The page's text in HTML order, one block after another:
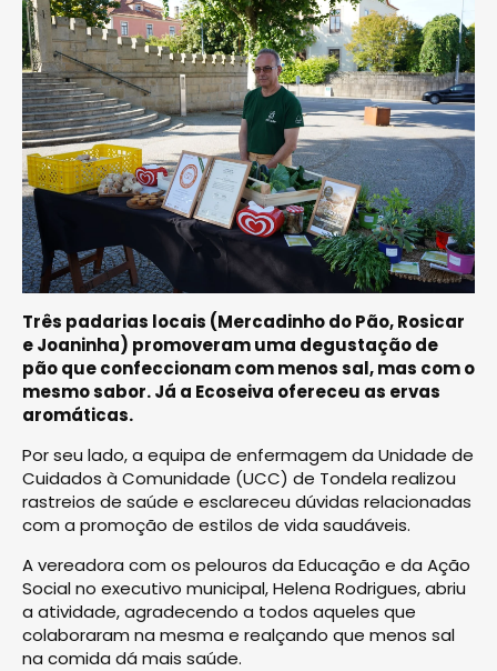
Três padarias locais (Mercadinho do Pão, Rosicar
e Joaninha) promoveram uma degustação de
pão que confeccionam com menos sal, mas com o
mesmo sabor. Já a Ecoseiva ofereceu as ervas
aromáticas.
Por seu lado, a equipa de enfermagem da Unidade de
Cuidados à Comunidade (UCC) de Tondela realizou
rastreios de saúde e esclareceu dúvidas relacionadas
com a promoção de estilos de vida saudáveis.
A vereadora com os pelouros da Educação e da Ação
Social no executivo municipal, Helena Rodrigues, abriu
a atividade, agradecendo a todos aqueles que
colaboraram na mesma e realçando que menos sal
na comida dá mais saúde.